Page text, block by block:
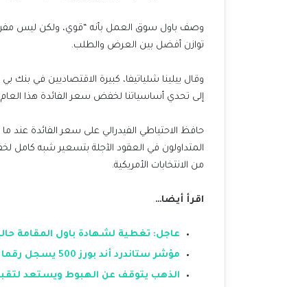
وصف باول سوق العمل بأنه “قوي، ولكن ليس
توازن أفضل بين العرض والطلب.
وقال ييلينا شلياتيفا، كبيرة الاقتصاديين في بنك
إلى تحدي أساسياتنا لخفض سعر الفائدة هذا
من الانتخابات الأمريكية.
اقرأ أيضا…
عاجل: تغطية لشهادة باول المقامة
مؤشر ستاندرد أند بورز 500 يسجل رقما قياسيا جديدا ترقبا لشهادة باول
الذهب يتوقف عن الهبوط ويستعد